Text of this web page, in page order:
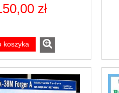
zł
koszyka
zł
koszyka